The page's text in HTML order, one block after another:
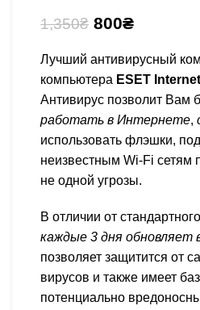
1,350₴ 800₴
Лучший антивирусный
компьютера ESET
Антивирус позволит Вам
работать в Интернете,
использовать флэшки,
неизвестным Wi-Fi сетям
не одной угрозы.
В отличии от
каждые 3 дня обновляет
позволяет защитится от
вирусов и также имеет
потенциально